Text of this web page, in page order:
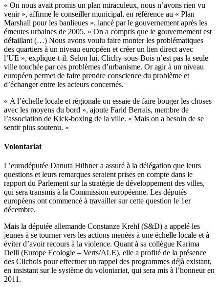
« On nous avait promis un plan miraculeux, nous n’avons rien vu
venir », affirme le conseiller municipal, en référence au « Plan
Marshall pour les banlieues », lancé par le gouvernement après les
émeutes urbaines de 2005. « On a compris que le gouvernement est
défaillant (…) Nous avons voulu faire monter les problématiques
des quartiers à un niveau européen et créer un lien direct avec
l’UE », explique-t-il. Selon lui, Clichy-sous-Bois n’est pas la seule
ville touchée par ces problèmes d’urbanisme. Or agir à un niveau
européen permet de faire prendre conscience du problème et
d’échanger entre les acteurs concernés.
« A l’échelle locale et régionale on essaie de faire bouger les choses
avec les moyens du bord », ajoute Farid Berrais, membre de
l’association de Kick-boxing de la ville. « Mais on a besoin de se
sentir plus soutenu. »
Volontariat
L’eurodéputée Danuta Hübner a assuré à la délégation que leurs
questions et leurs remarques seraient prises en compte dans le
rapport du Parlement sur la stratégie de développement des villes,
qui sera transmis à la Commission européenne. Les députés
européens ont commencé à travailler sur cette question le 1er
décembre.
Mais la députée allemande Constanze Krehl (S&D) a appelé les
jeunes à se tourner vers les actions menées à une échelle locale et à
éviter d’avoir recours à la violence. Quant à sa collègue Karima
Delli (Europe Ecologie – Verts/ALE), elle a profité de la présence
des Clichois pour effectuer un rappel des programmes déjà existant,
en insistant sur le système du volontariat, qui sera mis à l’honneur en
2011.